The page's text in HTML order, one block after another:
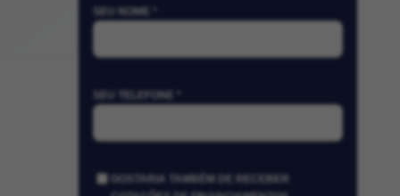
SEU NOME *
SEU TELEFONE *
GOSTARIA TAMBÉM DE RECEBER